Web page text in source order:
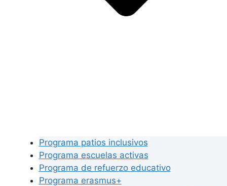
Programa patios inclusivos
Programa escuelas activas
Programa de refuerzo educativo
Programa erasmus+